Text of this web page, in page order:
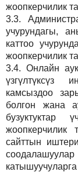
жоопкерчилик
3.3.
учурундагы,
каттоо
жоопкерчилик
3.4.Онлайн
үзгүлтүксүз
камсыздоо
болгон жана
бузуктуктар
жоопкерчилик
сайттын